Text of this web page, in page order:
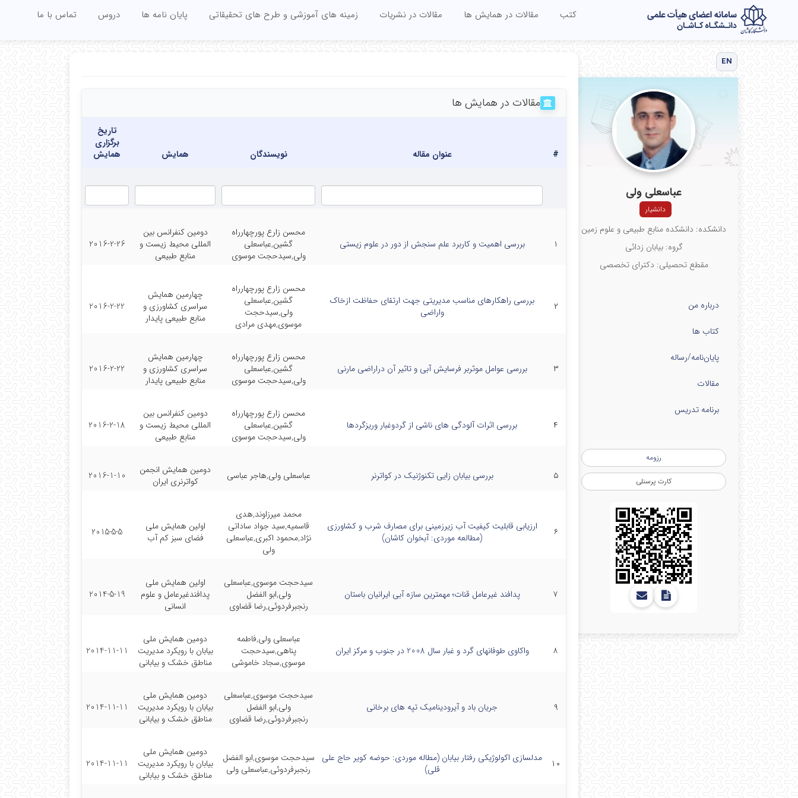
کتب مقالات در همایش ها مقالات در نشریات زمینه های آموزشی و طرح های تحقیقاتی پایان نامه ها دروس تماس با ما
EN
عباسعلی ولی
دانشیار
دانشکده: دانشکده منابع طبیعی و علوم زمین
گروه: بیابان زدائی
مقطع تحصیلی: دکترای تخصصی
درباره من
کتاب ها
پایان‌نامه‌/رساله
مقالات
برنامه تدریس
رزومه
کارت پرسنلی
مقالات در همایش ها
# عنوان مقاله نویسندگان همایش
تاریخ
برگزاری
همایش
۱ بررسی اهمیت و کاربرد علم سنجش از دور در علوم زیستی
محسن زارع پورچهارراه
گشین,عباسعلی
ولی,سیدحجت موسوی
دومین کنفرانس بین
المللی محیط زیست و
منابع طبیعی
2016-2-26
۲
بررسی راهکارهای مناسب مدیریتی جهت ارتقای حفاظت ازخاک
واراضی
محسن زارع پورچهارراه
گشین,عباسعلی
ولی,سیدحجت
موسوی,مهدی مرادی
چهارمین همایش
سراسری کشاورزی و
منابع طبیعی پایدار
2016-2-22
۳ بررسی عوامل موثربر فرسایش آبی و تاثیر آن دراراضی مارنی
محسن زارع پورچهارراه
گشین,عباسعلی
ولی,سیدحجت موسوی
چهارمین همایش
سراسری کشاورزی و
منابع طبیعی پایدار
2016-2-22
۴ بررسی اثرات آلودگی های ناشی از گردوغبار وریزگردها
محسن زارع پورچهارراه
گشین,عباسعلی
ولی,سیدحجت موسوی
دومین کنفرانس بین
المللی محیط زیست و
منابع طبیعی
2016-2-18
۵ بررسی بیابان زایی تکنوژنیک در کواترنر عباسعلی ولی,هاجر عباسی
دومین همایش انجمن
کواترنری ایران
2016-1-10
۶
ارزیابی قابلیت کیفیت آب زیرزمینی برای مصارف شرب و کشاورزی
(مطالعه موردی: آبخوان کاشان)
محمد میرزاوند,هدی
قاسمیه,سید جواد ساداتی
نژاد,محمود اکبری,عباسعلی
ولی
اولین همایش ملی
فضای سبز کم آب
2015-5-5
۷ پدافند غیرعامل قنات؛ مهمترین سازه آبی ایرانیان باستان
سیدحجت موسوی,عباسعلی
ولی,ابو الفضل
رنجبرفردوئی,رضا قضاوی
اولین همایش ملی
پدافندغیرعامل و علوم
انسانی
2014-5-19
۸ واکاوی طوفانهای گرد و غبار سال 2008 در جنوب و مرکز ایران
عباسعلی ولی,فاطمه
پناهی,سیدحجت
موسوی,سجاد خاموشی
دومین همایش ملی
بیابان با رویکرد مدیریت
مناطق خشک و بیابانی
2014-11-11
۹ جریان باد و آیرودینامیک تپه های برخانی
سیدحجت موسوی,عباسعلی
ولی,ابو الفضل
رنجبرفردوئی,رضا قضاوی
دومین همایش ملی
بیابان با رویکرد مدیریت
مناطق خشک و بیابانی
2014-11-11
۱۰
مدلسازی اکولوژیکی رفتار بیابان (مطاله موردی: حوضه کویر حاج علی
قلی)
سیدحجت موسوی,ابو الفضل
رنجبرفردوئی,عباسعلی ولی
دومین همایش ملی
بیابان با رویکرد مدیریت
مناطق خشک و بیابانی
2014-11-11